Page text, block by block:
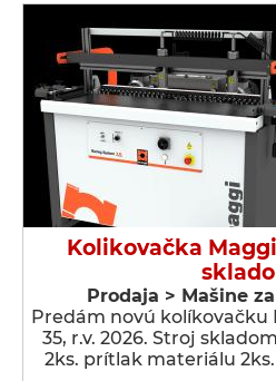
Kolikovačka
Prodaja > Мašine
Predám novú kolíkovačku
35, r.v. 2026. Stroj
2ks. prítlak materiálu